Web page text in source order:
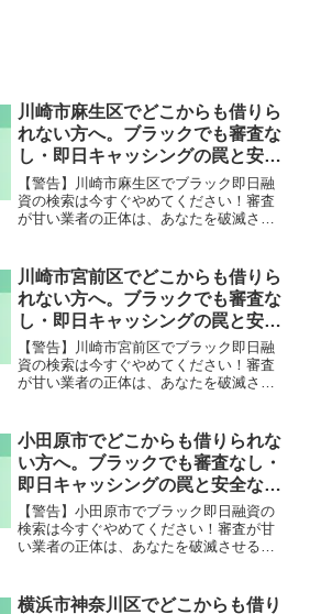
川崎市麻生区でどこからも借りら
れない方へ。ブラックでも審査な
し・即日キャッシングの罠と安全
な解決策
【警告】川崎市麻生区でブラック即日融
資の検索は今すぐやめてください！審査
が甘い業者の正体は、あなたを破滅させ
す。川崎市麻生区で違法業者を避け、借
金地獄から抜け出した方々の実体験と確
実な解決策を完全公開。
川崎市宮前区でどこからも借りら
れない方へ。ブラックでも審査な
し・即日キャッシングの罠と安全
な解決策
【警告】川崎市宮前区でブラック即日融
資の検索は今すぐやめてください！審査
が甘い業者の正体は、あなたを破滅させ
す。川崎市宮前区で違法業者を避け、借
金地獄から抜け出した方々の実体験と確
実な解決策を完全公開。
小田原市でどこからも借りられな
い方へ。ブラックでも審査なし・
即日キャッシングの罠と安全な解
決策
【警告】小田原市でブラック即日融資の
検索は今すぐやめてください！審査が甘
い業者の正体は、あなたを破滅させる闇
小田原市で違法業者を避け、借金地獄か
横浜市神奈川区でどこからも借り